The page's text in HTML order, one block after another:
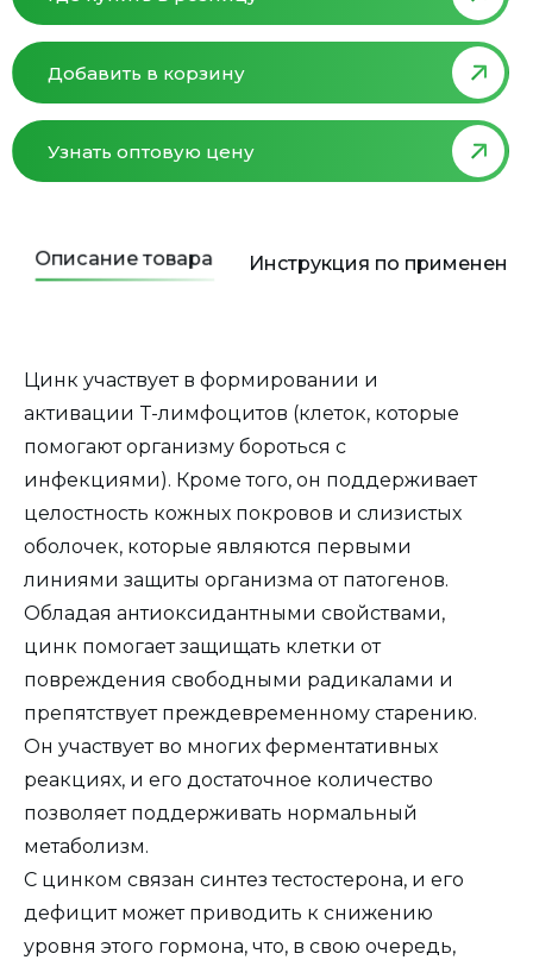
Добавить в корзину
Узнать оптовую цену
Описание товара Инструкция по
Цинк участвует в формировании и
активации T-лимфоцитов (клеток, которые
помогают организму бороться с
инфекциями). Кроме того, он поддерживает
целостность кожных покровов и слизистых
оболочек, которые являются первыми
линиями защиты организма от патогенов.
Обладая антиоксидантными свойствами,
цинк помогает защищать клетки от
повреждения свободными радикалами и
препятствует преждевременному старению.
Он участвует во многих ферментативных
реакциях, и его достаточное количество
позволяет поддерживать нормальный
метаболизм.
С цинком связан синтез тестостерона, и его
дефицит может приводить к снижению
уровня этого гормона, что, в свою очередь,